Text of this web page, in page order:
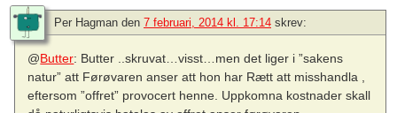
Per Hagman den 7 februari, 2014 kl. 17:14 skrev:
@Butter: Butter ..skruvat…visst…men det liger i ”sakens
natur” att Førøvaren anser att hon har Rætt att misshandla ,
eftersom ”offret” provocert henne. Uppkomna kostnader skall